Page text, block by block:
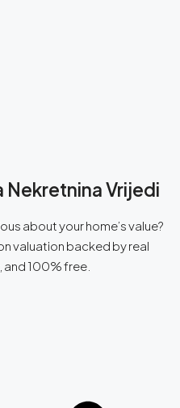
Nekretnina Vrijedi
about your home’s value?
valuation backed by real
100% free.